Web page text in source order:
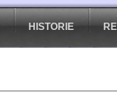
HISTORIE